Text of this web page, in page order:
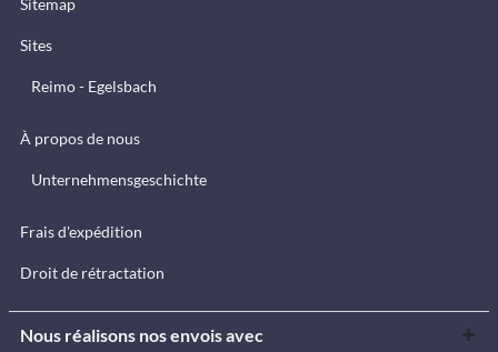
Sites
Reimo - Egelsbach
À propos de nous
Unternehmensgeschichte
Frais d'expédition
Droit de rétractation
Nous réalisons nos envois avec